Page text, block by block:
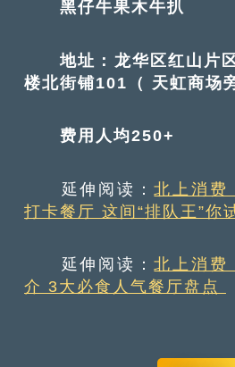
黑仔牛果木牛扒
地址：龙华区红山片区
楼北街铺101（ 天虹商场
费用人均250+
延伸阅读：北上消费
打卡餐厅 这间“排队王”你
延伸阅读：北上消费
介 3大必食人气餐厅盘点